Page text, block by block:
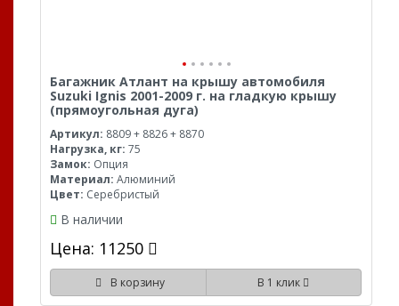
Багажник Атлант на крышу автомобиля
Suzuki Ignis 2001-2009 г. на гладкую крышу
(прямоугольная дуга)
Артикул: 8809 + 8826 + 8870
Нагрузка, кг: 75
Замок: Опция
Материал: Алюминий
Цвет: Серебристый
В наличии
Цена: 11250
В корзину В 1 клик